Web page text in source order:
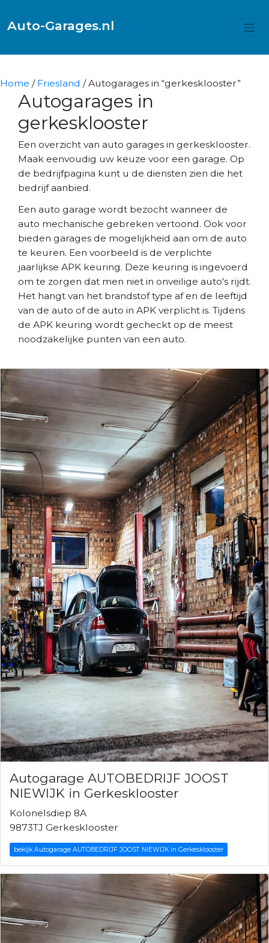
Auto-Garages.nl
Home / Friesland / Autogarages in “gerkesklooster”
Autogarages in
gerkesklooster
Een overzicht van auto garages in gerkesklooster.
Maak eenvoudig uw keuze voor een garage. Op
de bedrijfpagina kunt u de diensten zien die het
bedrijf aanbied.
Een auto garage wordt bezocht wanneer de
auto mechanische gebreken vertoond. Ook voor
bieden garages de mogelijkheid aan om de auto
te keuren. Een voorbeeld is de verplichte
jaarlijkse APK keuring. Deze keuring is ingevoerd
om te zorgen dat men niet in onveilige auto's rijdt.
Het hangt van het brandstof type af en de leeftijd
van de auto of de auto in APK verplicht is. Tijdens
de APK keuring wordt gecheckt op de meest
noodzakelijke punten van een auto.
Autogarage AUTOBEDRIJF JOOST
NIEWIJK in Gerkesklooster
Kolonelsdiep 8A
9873TJ Gerkesklooster
bekijk Autogarage AUTOBEDRIJF JOOST NIEWIJK in Gerkesklooster